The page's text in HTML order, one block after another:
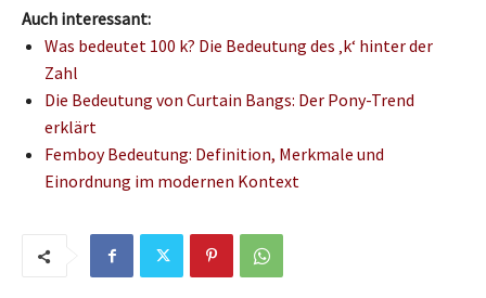
Auch interessant:
Was bedeutet 100 k? Die Bedeutung des ‚k‘ hinter der
Zahl
Die Bedeutung von Curtain Bangs: Der Pony-Trend
erklärt
Femboy Bedeutung: Definition, Merkmale und
Einordnung im modernen Kontext